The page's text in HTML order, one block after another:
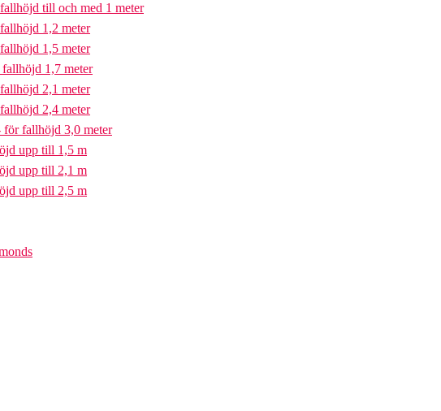
till och med 1 meter
1,2 meter
1,5 meter
1,7 meter
2,1 meter
2,4 meter
för fallhöjd 3,0 meter
upp till 1,5 m
upp till 2,1 m
upp till 2,5 m